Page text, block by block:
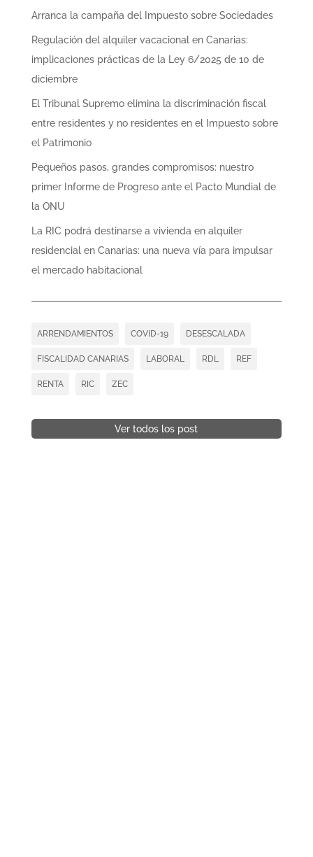
Arranca la campaña del Impuesto sobre Sociedades
Regulación del alquiler vacacional en Canarias:
implicaciones prácticas de la Ley 6/2025 de 10 de
diciembre
El Tribunal Supremo elimina la discriminación fiscal
entre residentes y no residentes en el Impuesto sobre
el Patrimonio
Pequeños pasos, grandes compromisos: nuestro
primer Informe de Progreso ante el Pacto Mundial de
la ONU
La RIC podrá destinarse a vivienda en alquiler
residencial en Canarias: una nueva vía para impulsar
el mercado habitacional
ARRENDAMIENTOS COVID-19 DESESCALADA
FISCALIDAD CANARIAS LABORAL RDL REF
RENTA RIC ZEC
Ver todos los post